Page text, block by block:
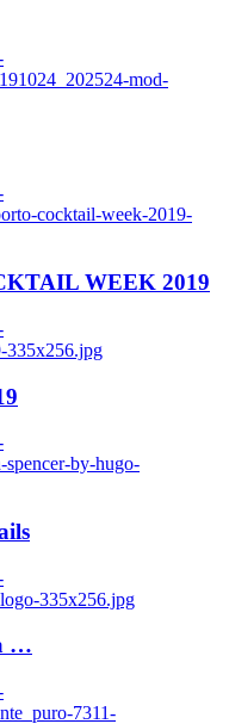
mod-
cocktail-week-2019-
WEEK 2019
335x256.jpg
spencer-by-hugo-
335x256.jpg
…
7311-